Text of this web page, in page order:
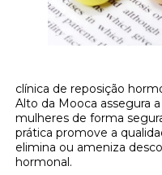
clínica de reposição
Alto da Mooca assegura
mulheres de forma
prática promove a
elimina ou ameniza
hormonal.